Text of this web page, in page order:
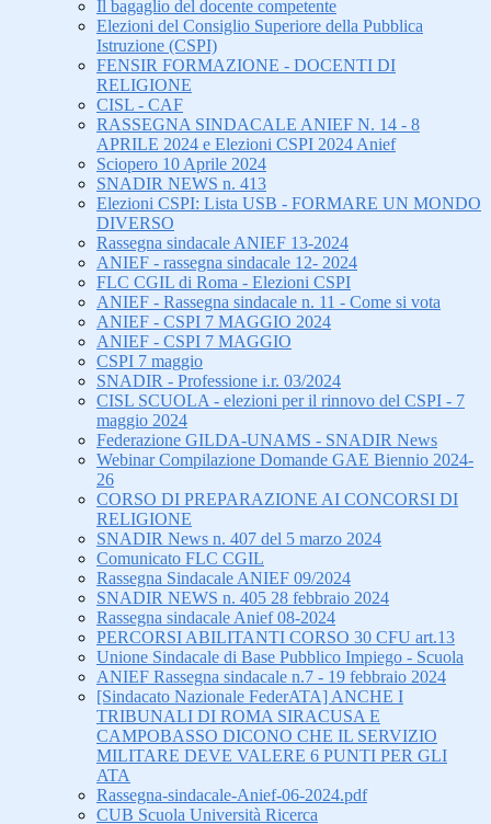
Il bagaglio del docente competente
Elezioni del Consiglio Superiore della Pubblica
Istruzione (CSPI)
FENSIR FORMAZIONE - DOCENTI DI
RELIGIONE
CISL - CAF
RASSEGNA SINDACALE ANIEF N. 14 - 8
APRILE 2024 e Elezioni CSPI 2024 Anief
Sciopero 10 Aprile 2024
SNADIR NEWS n. 413
Elezioni CSPI: Lista USB - FORMARE UN MONDO
DIVERSO
Rassegna sindacale ANIEF 13-2024
ANIEF - rassegna sindacale 12- 2024
FLC CGIL di Roma - Elezioni CSPI
ANIEF - Rassegna sindacale n. 11 - Come si vota
ANIEF - CSPI 7 MAGGIO 2024
ANIEF - CSPI 7 MAGGIO
CSPI 7 maggio
SNADIR - Professione i.r. 03/2024
CISL SCUOLA - elezioni per il rinnovo del CSPI - 7
maggio 2024
Federazione GILDA-UNAMS - SNADIR News
Webinar Compilazione Domande GAE Biennio 2024-
26
CORSO DI PREPARAZIONE AI CONCORSI DI
RELIGIONE
SNADIR News n. 407 del 5 marzo 2024
Comunicato FLC CGIL
Rassegna Sindacale ANIEF 09/2024
SNADIR NEWS n. 405 28 febbraio 2024
Rassegna sindacale Anief 08-2024
PERCORSI ABILITANTI CORSO 30 CFU art.13
Unione Sindacale di Base Pubblico Impiego - Scuola
ANIEF Rassegna sindacale n.7 - 19 febbraio 2024
[Sindacato Nazionale FederATA] ANCHE I
TRIBUNALI DI ROMA SIRACUSA E
CAMPOBASSO DICONO CHE IL SERVIZIO
MILITARE DEVE VALERE 6 PUNTI PER GLI
ATA
Rassegna-sindacale-Anief-06-2024.pdf
CUB Scuola Università Ricerca